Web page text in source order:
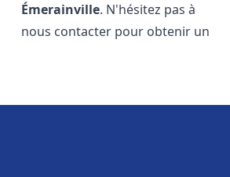
Émerainville. N'hésitez pas à
nous contacter pour obtenir un